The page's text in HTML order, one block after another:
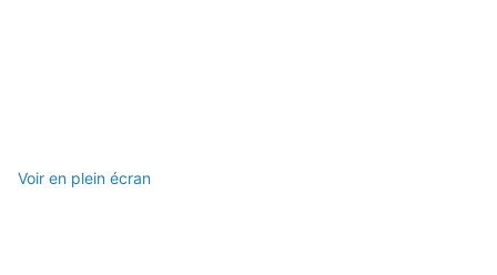
Voir en plein écran